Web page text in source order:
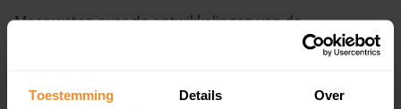
Toestemming Details Over
Vragen? Neem contact met ons op
Maandag t/m vrijdag - 08:00 -18:00
Meer weten over de ontwikkelingen van de
huizenprijzen, woningwaarde en andere cijfers in deze
De Peperbus.
+ Lees de volledige omschrijving